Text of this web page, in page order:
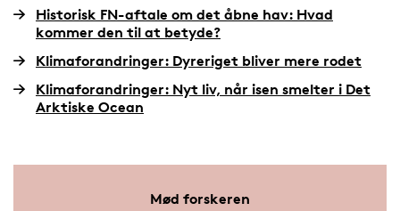
Flokke, der lever af pingviner og søløver langs
Sydamerikas kyster.
Flokke ved Gibraltar, der lever af tun.
Flokke ved New Zealand, der primært lever af
Historisk FN-aftale om det åbne hav: Hvad
kommer den til at betyde?
Klimaforandringer: Dyreriget bliver mere rodet
Klimaforandringer: Nyt liv, når isen smelter i Det
Arktiske Ocean
Mød forskeren